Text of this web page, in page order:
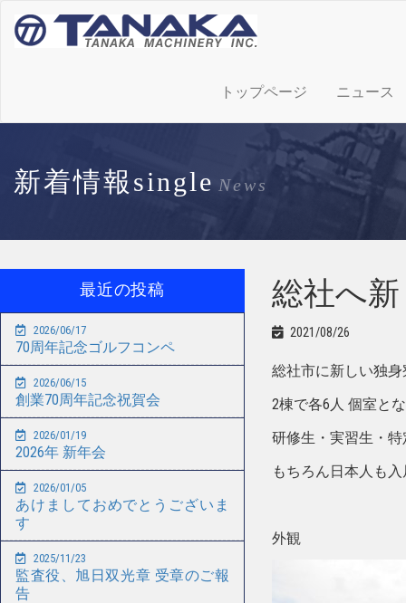
トップページ ニュース
新着情報single News
総社へ
2021/08/26
総社市に新しい独
2棟で各6人 個室と
研修生・実習生・
もちろん日本人も
外観
最近の投稿
2026/06/17
70周年記念ゴルフコンペ
2026/06/15
創業70周年記念祝賀会
2026/01/19
2026年 新年会
2026/01/05
あけましておめでとうございま
す
2025/11/23
監査役、旭日双光章 受章のご報
告